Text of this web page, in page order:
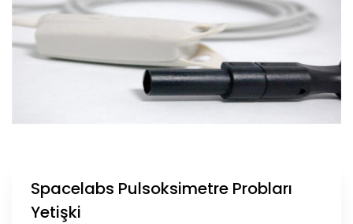
Spacelabs Pulsoksimetre Probları
Yetişki